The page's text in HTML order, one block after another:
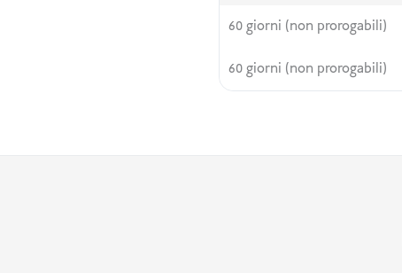
60 giorni (non prorogabili)
60 giorni (non prorogabili)